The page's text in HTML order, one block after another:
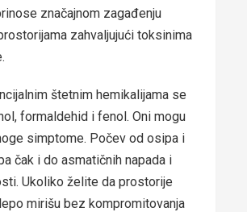
značajnom zagađenju
zahvaljujući toksinima
štetnim hemikalijama se
formaldehid i fenol. Oni mogu
simptome. Počev od osipa i
čak i do asmatičnih napada i
Ukoliko želite da prostorije
mirišu bez kompromitovanja